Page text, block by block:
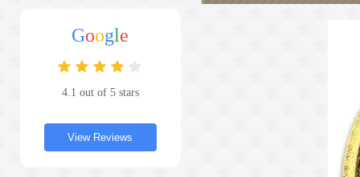
Google
4.1 out of 5 stars
View Reviews